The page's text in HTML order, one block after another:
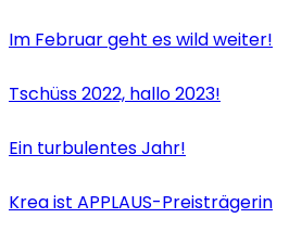
Im Februar geht es wild weiter!
Tschüss 2022, hallo 2023!
Ein turbulentes Jahr!
Krea ist APPLAUS-Preisträgerin